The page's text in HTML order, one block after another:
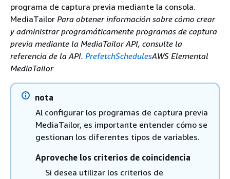
programa de captura previa mediante la consola.
MediaTailor Para obtener información sobre cómo crear
y administrar programáticamente programas de captura
previa mediante la MediaTailor API, consulte la
referencia de la API. PrefetchSchedulesAWS Elemental
MediaTailor
nota
Al configurar los programas de captura previa
MediaTailor, es importante entender cómo se
gestionan los diferentes tipos de variables.
Aproveche los criterios de coincidencia
Si desea utilizar los criterios de